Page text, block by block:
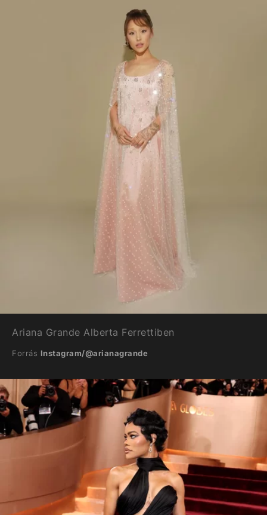
Ariana Grande Alberta Ferrettiben
Forrás Instagram/@arianagrande